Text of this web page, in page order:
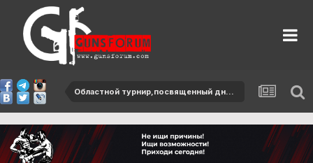
Областной турнир,посвященный дню защитников Отечества-2013